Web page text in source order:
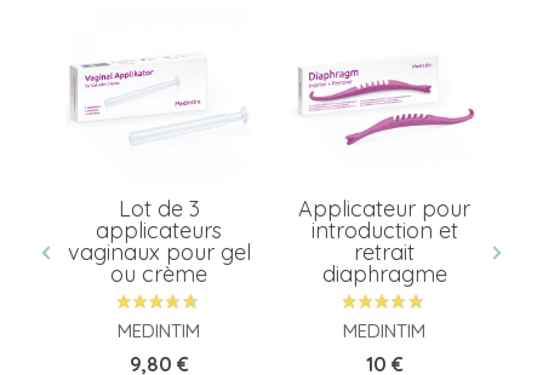
Lot de 3
applicateurs
vaginaux pour gel
ou crème
MEDINTIM
Prix
9,80 €
Applicateur pour
introduction et
retrait
diaphragme
MEDINTIM
Prix
10 €